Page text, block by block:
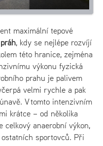
maximální tepové
, kdy se nejlépe rozvíjí
této hranice, zejména
výkonu fyzická
prahu je palivem
velmi rychle a pak
V tomto intenzivním
krátce – od několika
celkový anaerobní výkon,
sportovců. Při